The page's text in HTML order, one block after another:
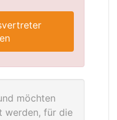
möchten
werden, für die